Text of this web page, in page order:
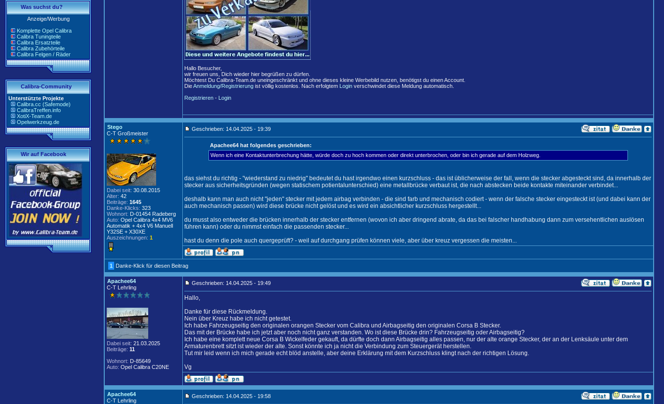
Was suchst du?
Anzeige/Werbung
Komplette Opel Calibra
Calibra Tuningteile
Calibra Ersatzteile
Calibra Zubehörteile
Calibra Felgen / Räder
Calibra-Community
Unterstützte Projekte
Calibra.cc (Safemode)
CalibraTreffen.info
XotiX-Team.de
Opelwerkzeug.de
Wir auf Facebook
Hallo Besucher,
wir freuen uns, Dich wieder hier begrüßen zu dürfen.
Möchtest Du Calibra-Team.de uneingeschränkt und ohne dieses kleine Werbebild nutzen, benötigst du einen Account.
DieAnmeldung/Registrierung ist völlig kostenlos. Nach erfolgtem Login verschwindet diese Meldung automatisch.
Registrieren - Login
Stego
C-T Großmeister
Dabei seit: 30.08.2015
Alter: 42
Beiträge: 1645
Danke-Klicks: 323
Wohnort: D-01454 Radeberg
Auto: Opel Calibra 4x4 MV6
Automatik + 4x4 V6 Manuell
Y32SE + X30XE
Auszeichnungen: 1
Geschrieben: 14.04.2025 - 19:39
Apachee64 hat folgendes geschrieben:
Wenn ich eine Kontaktunterbrechung hätte, würde doch zu hoch kommen oder direkt unterbrochen, oder bin ich gerade auf dem Holzweg.
das siehst du richtig - "wiederstand zu niedrig" bedeutet du hast irgendwo einen kurzschluss - das ist üblicherweise der fall, wenn die stecker abgesteckt sind, da innerhalb der
stecker aus sicherheitsgründen (wegen statischem potientalunterschied) eine metallbrücke verbaut ist, die nach abstecken beide kontakte miteinander verbindet...
deshalb kann man auch nicht "jeden" stecker mit jedem airbag verbinden - die sind farb und mechanisch codiert - wenn der falsche stecker eingesteckt ist (und dabei kann der
auch mechanisch passen) wird diese brücke nicht gelöst und es wird ein absichtlicher kurzschluss hergestellt...
du musst also entweder die brücken innerhalb der stecker entfernen (wovon ich aber dringend abrate, da das bei falscher handhabung dann zum versehentlichen auslösen
führen kann) oder du nimmst einfach die passenden stecker...
hast du denn die pole auch quergeprüft? - weil auf durchgang prüfen können viele, aber über kreuz vergessen die meisten...
1 Danke-Klick für diesen Beitrag
Apachee64
C-T Lehrling
Dabei seit: 21.03.2025
Beiträge: 11
Wohnort: D-85649
Auto: Opel Calibra C20NE
Geschrieben: 14.04.2025 - 19:49
Hallo,
Danke für diese Rückmeldung.
Nein über Kreuz habe ich nicht getestet.
Ich habe Fahrzeugseitig den originalen orangen Stecker vom Calibra und Airbagseitig den originalen Corsa B Stecker.
Das mit der Brücke habe ich jetzt aber noch nicht ganz verstanden. Wo ist diese Brücke drin? Fahrzeugseitig oder Airbagseitig?
Ich habe eine komplett neue Corsa B Wickelfeder gekauft, da dürfte doch dann Airbagseitig alles passen, nur der alte orange Stecker, der an der Lenksäule unter dem
Armaturenbrett sitzt ist wieder der alte. Sonst könnte ich ja nicht die Verbindung zum Steuergerät herstellen.
Tut mir leid wenn ich mich gerade echt blöd anstelle, aber deine Erklärung mit dem Kurzschluss klingt nach der richtigen Lösung.
Vg
Apachee64
C-T Lehrling
Geschrieben: 14.04.2025 - 19:58